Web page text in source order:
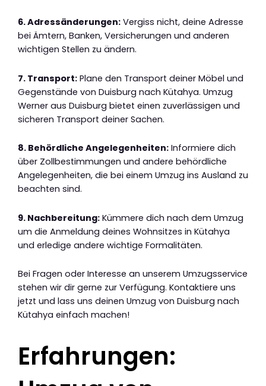
6. Adressänderungen: Vergiss nicht, deine Adresse
bei Ämtern, Banken, Versicherungen und anderen
wichtigen Stellen zu ändern.
7. Transport: Plane den Transport deiner Möbel und
Gegenstände von Duisburg nach Kütahya. Umzug
Werner aus Duisburg bietet einen zuverlässigen und
sicheren Transport deiner Sachen.
8. Behördliche Angelegenheiten: Informiere dich
über Zollbestimmungen und andere behördliche
Angelegenheiten, die bei einem Umzug ins Ausland zu
beachten sind.
9. Nachbereitung: Kümmere dich nach dem Umzug
um die Anmeldung deines Wohnsitzes in Kütahya
und erledige andere wichtige Formalitäten.
Bei Fragen oder Interesse an unserem Umzugsservice
stehen wir dir gerne zur Verfügung. Kontaktiere uns
jetzt und lass uns deinen Umzug von Duisburg nach
Kütahya einfach machen!
Erfahrungen: